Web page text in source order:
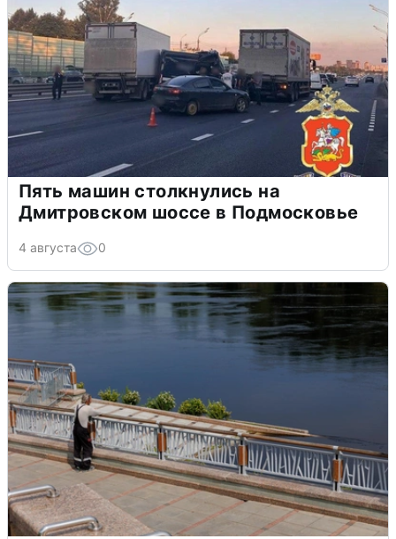
Пять машин столкнулись на
Дмитровском шоссе в Подмосковье
4 августа 0